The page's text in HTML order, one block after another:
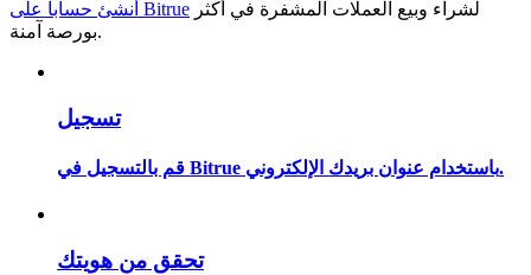
إلى ذلك.
مرشد
أنشئ حساباً على Bitrue
بورصة آمنة.
تسجيل
قم بالتسجيل في Bitrue باستخدام عنوان بريدك الإلكتروني.
تحقق من هويتك